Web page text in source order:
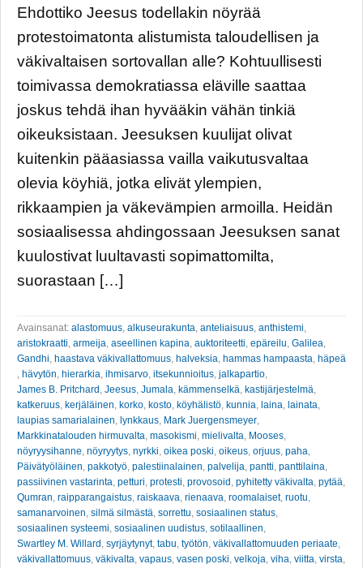
Ehdottiko Jeesus todellakin nöyrää
protestoimatonta alistumista taloudellisen ja
väkivaltaisen sortovallan alle? Kohtuullisesti
toimivassa demokratiassa eläville saattaa
joskus tehdä ihan hyvääkin vähän tinkiä
oikeuksistaan. Jeesuksen kuulijat olivat
kuitenkin pääasiassa vailla vaikutusvaltaa
olevia köyhiä, jotka elivät ylempien,
rikkaampien ja väkevämpien armoilla. Heidän
sosiaalisessa ahdingossaan Jeesuksen sanat
kuulostivat luultavasti sopimattomilta,
suorastaan […]
Avainsanat: alastomuus, alkuseurakunta, anteliaisuus, anthistemi,
aristokraatti, armeija, aseellinen kapina, auktoriteetti, epäreilu, Galilea,
Gandhi, haastava väkivallattomuus, halveksia, hammas hampaasta, häpeä
, hävytön, hierarkia, ihmisarvo, itsekunnioitus, jalkapartio,
James B. Pritchard , Jeesus, Jumala, kämmenselkä, kastijärjestelmä,
katkeruus, kerjäläinen, korko, kosto, köyhälistö, kunnia, laina, lainata,
laupias samarialainen, lynkkaus, Mark Juergensmeyer,
Markkinatalouden hirmuvalta, masokismi, mielivalta, Mooses,
nöyryysihanne, nöyryytys, nyrkki, oikea poski, oikeus, orjuus, paha,
Päivätyöläinen, pakkotyö, palestiinalainen, palvelija, pantti, panttilaina,
passiivinen vastarinta, petturi, protesti, provosoid , pyhitetty väkivalta, pytää,
Qumran, raipparangaistus, raiskaava, rienaava, roomalaiset, ruotu,
samanarvoinen, silmä silmästä, sorrettu, sosiaalinen status,
sosiaalinen systeemi, sosiaalinen uudistus, sotilaallinen,
Swartley M. Willard , syrjäytynyt, tabu, työtön, väkivallattomuuden periaate,
väkivallattomuus, väkivalta, vapaus, vasen poski, velkoja, viha, viitta, virsta,